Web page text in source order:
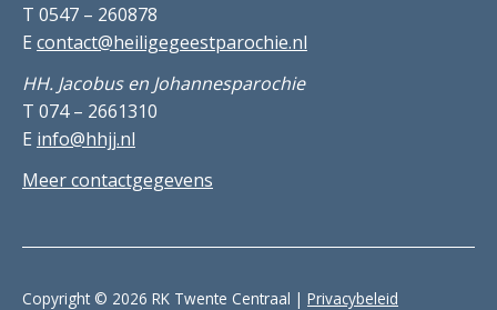
T 0547 – 260878
E contact@heiligegeestparochie.nl
HH. Jacobus en Johannesparochie
T 074 – 2661310
E info@hhjj.nl
Meer contactgegevens
Copyright © 2026 RK Twente Centraal | Privacybeleid